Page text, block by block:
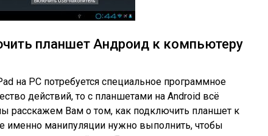
планшет Андроид к компьютеру
на PC потребуется специальное программное
действий, то с планшетами на Android всё
расскажем Вам о том, как подключить планшет к
именно манипуляции нужно выполнить, чтобы